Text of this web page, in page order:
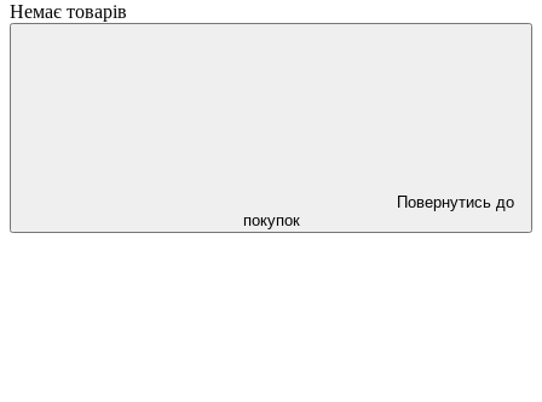
Немає товарів
Повернутись до
покупок